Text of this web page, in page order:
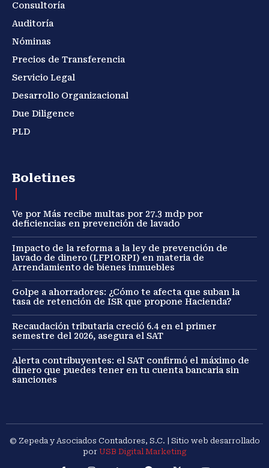
Consultoría
Auditoría
Nóminas
Precios de Transferencia
Servicio Legal
Desarrollo Organizacional
Due Diligence
PLD
Boletines
Ve por Más recibe multas por 27.3 mdp por
deficiencias en prevención de lavado
Impacto de la reforma a la ley de prevención de
lavado de dinero (LFPIORPI) en materia de
Arrendamiento de bienes inmuebles
Golpe a ahorradores: ¿Cómo te afecta que suban la
tasa de retención de ISR que propone Hacienda?
Recaudación tributaria creció 6.4 en el primer
semestre del 2026, asegura el SAT
Alerta contribuyentes: el SAT confirmó el máximo de
dinero que puedes tener en tu cuenta bancaria sin
sanciones
© Zepeda y Asociados Contadores, S.C. | Sitio web desarrollado
por USB Digital Marketing